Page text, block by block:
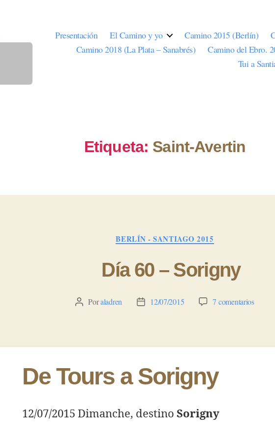
Presentación El Camino y yo Camino 2015 (Berlín)
Camino 2018 (La Plata – Sanabrés)
Camino del Ebro.
Tui a
Etiqueta: Saint-Avertin
Categorías
BERLÍN - SANTIAGO 2015
Día 60 – Sorigny
Autor
Poraladren
Fecha12/07/2015 7 comentariosen
De Tours a Sorigny
12/07/2015 Dimanche, destino Sorigny